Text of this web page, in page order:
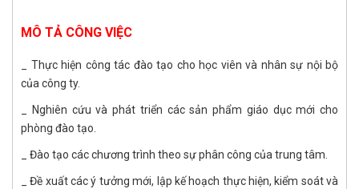
MÔ TẢ CÔNG VIỆC
_ Thực hiện công tác đào tạo cho học viên và nhân sự nội bộ
của công ty.
_ Nghiên cứu và phát triển các sản phẩm giáo dục mới cho
phòng đào tạo.
_ Đào tạo các chương trình theo sự phân công của trung tâm.
_ Đề xuất các ý tưởng mới, lập kế hoạch thực hiện, kiểm soát và